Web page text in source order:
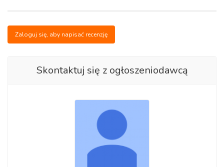
Zaloguj się, aby napisać recenzję
Skontaktuj się z ogłoszeniodawcą